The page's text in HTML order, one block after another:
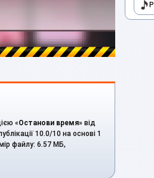
«Останови время» від
10.0/10 на основі 1
файлу: 6.57 МБ,